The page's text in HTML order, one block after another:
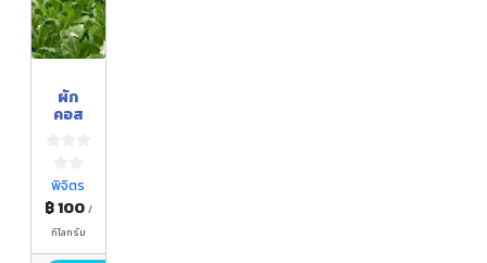
ผัก
คอส
พิจิตร
฿ 100 /
กิโลกรัม